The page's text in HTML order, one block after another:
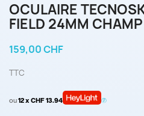
OCULAIRE
FIELD 24MM
159,00 CHF
TTC
ou12 x CHF 13.94